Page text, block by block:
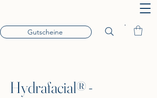
Gutscheine
Hydrafacial® -